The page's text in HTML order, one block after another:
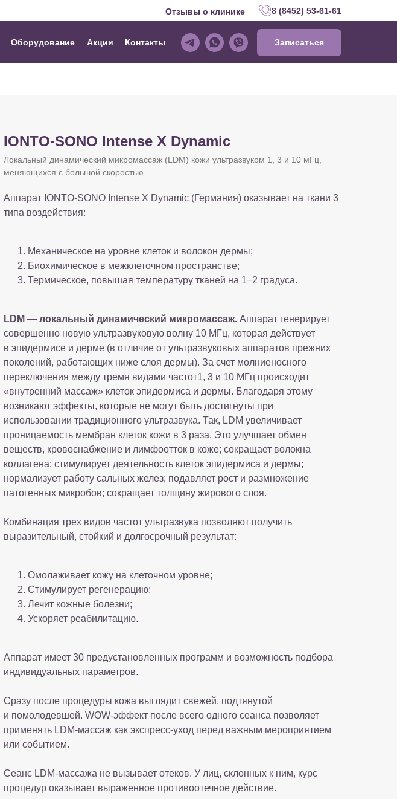
8 (8452) 53-61-61
Отзывы о клинике
Акции Контакты Записаться
Оборудование
IONTO-SONO Intense X Dynamic
Локальный динамический микромассаж (LDM) кожи ультразвуком 1, 3 и 10 мГц,
меняющихся с большой скоростью
Аппарат IONTO-SONO Intense X Dynamic (Германия) оказывает на ткани 3
типа воздействия:
Механическое на уровне клеток и волокон дермы;
Биохимическое в межклеточном пространстве;
Термическое, повышая температуру тканей на 1−2 градуса.
LDM — локальный динамический микромассаж. Аппарат генерирует
совершенно новую ультразвуковую волну 10 МГц, которая действует
в эпидермисе и дерме (в отличие от ультразвуковых аппаратов прежних
поколений, работающих ниже слоя дермы). За счет молниеносного
переключения между тремя видами частот1, 3 и 10 МГц происходит
«внутренний массаж» клеток эпидермиса и дермы. Благодаря этому
возникают эффекты, которые не могут быть достигнуты при
использовании традиционного ультразвука. Так, LDM увеличивает
проницаемость мембран клеток кожи в 3 раза. Это улучшает обмен
веществ, кровоснабжение и лимфоотток в коже; сокращает волокна
коллагена; стимулирует деятельность клеток эпидермиса и дермы;
нормализует работу сальных желез; подавляет рост и размножение
патогенных микробов; сокращает толщину жирового слоя.
Комбинация трех видов частот ультразвука позволяют получить
выразительный, стойкий и долгосрочный результат:
Омолаживает кожу на клеточном уровне;
Стимулирует регенерацию;
Лечит кожные болезни;
Ускоряет реабилитацию.
Аппарат имеет 30 предустановленных программ и возможность подбора
индивидуальных параметров.
Сразу после процедуры кожа выглядит свежей, подтянутой
и помолодевшей. WOW-эффект после всего одного сеанса позволяет
применять LDM-массаж как экспресс-уход перед важным мероприятием
или событием.
Сеанс LDM-массажа не вызывает отеков. У лиц, склонных к ним, курс
процедур оказывает выраженное противоотечное действие.